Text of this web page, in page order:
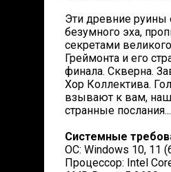
Эти древние
безумного эха,
секретами
Греймонта и его
финала. Скверна.
Хор Коллектива.
взывают к вам,
странные послания...
Системные
ОС: Windows 10, 11
Процессор: Intel